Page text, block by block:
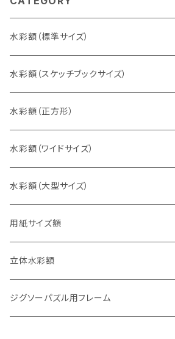
水彩額（標準サイズ）
インチ判（203×254ミリ）
八切判（242×303ミリ）
太子判（288×379ミリ）
四切判（348×424ミリ）
大衣判（394×509ミリ）
半切判（424×545ミリ）
三三判（455×606ミリ）
水彩額（スケッチブックサイズ）
スケッチ4Ｆ（352×443ミリ）
スケッチ6Ｆ（458×550ミリ）
スケッチ8Ｆ（520×595ミリ）
スケッチ10Ｆ（595×670ミリ）
水彩額（正方形）
10cm正方形（100×100ミリ）
15cm正方形（150×150ミリ）
20cm正方形（200×200ミリ）
25cm正方形（250×250ミリ）
30cm正方形（300×300ミリ）
水彩額（ワイドサイズ）
15×30cm
20×40cm
25×50cm
30×60cm
水彩額（大型サイズ）
大判（660×850ミリ）
MO判（693×893ミリ）
特全判（780×1050ミリ）
用紙サイズ額
B5判（182×257ミリ）
A4判（210×297ミリ）
立体水彩額
インチ判（203×254ミリ）
ジグソーパズル用フレーム